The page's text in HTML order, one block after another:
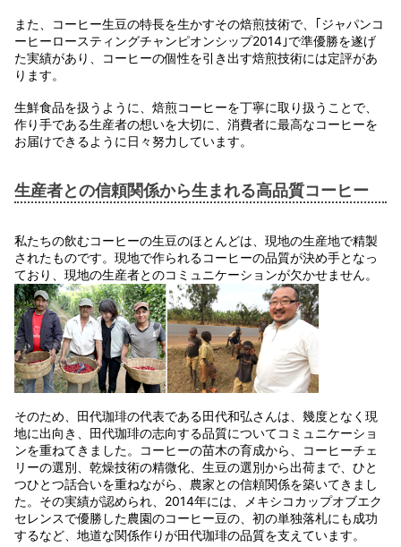
また、コーヒー生豆の特長を生かすその焙煎技術で、｢ジャパンコ
ーヒーロースティングチャンピオンシップ2014｣で準優勝を遂げ
た実績があり、コーヒーの個性を引き出す焙煎技術には定評があ
ります。
生鮮食品を扱うように、焙煎コーヒーを丁寧に取り扱うことで、
作り手である生産者の想いを大切に、消費者に最高なコーヒーを
お届けできるように日々努力しています。
生産者との信頼関係から生まれる高品質コーヒー
私たちの飲むコーヒーの生豆のほとんどは、現地の生産地で精製
されたものです。現地で作られるコーヒーの品質が決め手となっ
ており、現地の生産者とのコミュニケーションが欠かせません。
そのため、田代珈琲の代表である田代和弘さんは、幾度となく現
地に出向き、田代珈琲の志向する品質についてコミュニケーショ
ンを重ねてきました。コーヒーの苗木の育成から、コーヒーチェ
リーの選別、乾燥技術の精微化、生豆の選別から出荷まで、ひと
つひとつ話合いを重ねながら、農家との信頼関係を築いてきまし
た。その実績が認められ、2014年には、メキシコカップオブエク
セレンスで優勝した農園のコーヒー豆の、初の単独落札にも成功
するなど、地道な関係作りが田代珈琲の品質を支えています。